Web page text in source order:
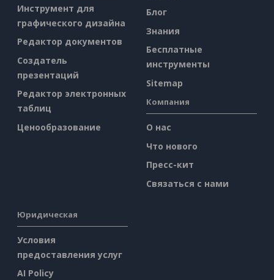
Инструмент для
графического дизайна
Редактор документов
Создатель
презентаций
Редактор электронных
таблиц
Ценообразование
Блог
Знания
Бесплатные
инструменты
Sitemap
Компания
О нас
Что нового
Пресс-кит
Связаться с нами
Юридическая
Условия
предоставления услуг
AI Policy